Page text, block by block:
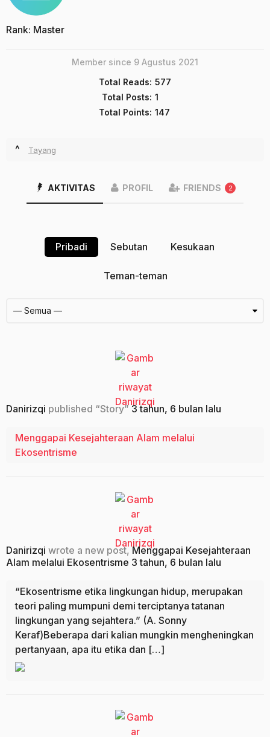
Rank: Master
Member since 9 Agustus 2021
Total Reads: 577
Total Posts: 1
Total Points: 147
^ Tayang
AKTIVITAS PROFIL FRIENDS 2
Pribadi Sebutan Kesukaan
Teman-teman
Danirizqi published “Story”3 tahun, 6 bulan lalu
Menggapai Kesejahteraan Alam melalui
Ekosentrisme
Danirizqi wrote a new post,Menggapai Kesejahteraan
Alam melalui Ekosentrisme 3 tahun, 6 bulan lalu
“Ekosentrisme etika lingkungan hidup, merupakan
teori paling mumpuni demi terciptanya tatanan
lingkungan yang sejahtera.” (A. Sonny
Keraf)Beberapa dari kalian mungkin mengheningkan
pertanyaan, apa itu etika dan […]